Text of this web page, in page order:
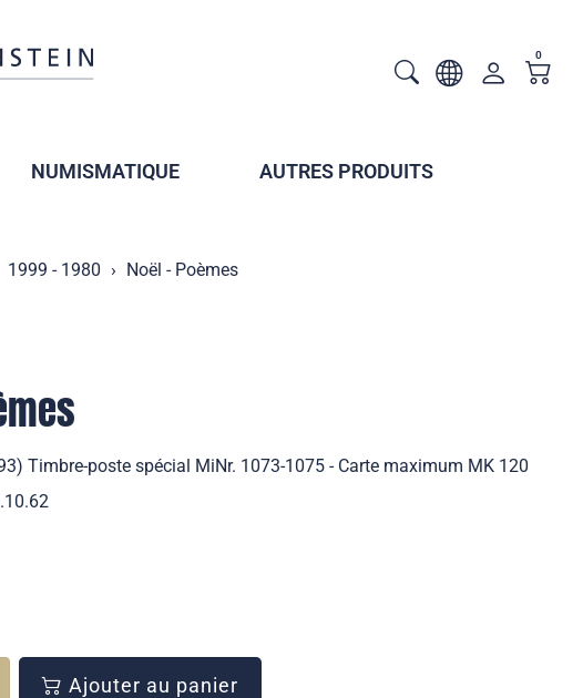
0
NUMISMATIQUE AUTRES PRODUITS
1999 - 1980 Noël - Poèmes
Timbre-poste spécial MiNr. 1073-1075 - Carte maximum MK 120
Ajouter au panier